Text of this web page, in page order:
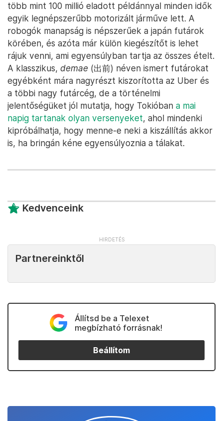
több mint 100 millió eladott példánnyal minden idők
egyik legnépszerűbb motorizált járműve lett. A
robogók manapság is népszerűek a japán futárok
körében, és azóta már külön kiegészítőt is lehet
rájuk venni, ami egyensúlyban tartja az összes ételt.
A klasszikus, demae (出前) néven ismert futárokat
egyébként mára nagyrészt kiszorította az Uber és
a többi nagy futárcég, de a történelmi
jelentőségüket jól mutatja, hogy Tokióban a mai
napig tartanak olyan versenyeket, ahol mindenki
kipróbálhatja, hogy menne-e neki a kiszállítás akkor
is, ha bringán kéne egyensúlyoznia a tálakat.
Kedvenceink
Partnereinktől
Állítsd be a Telexet
megbízható forrásnak!
Beállítom